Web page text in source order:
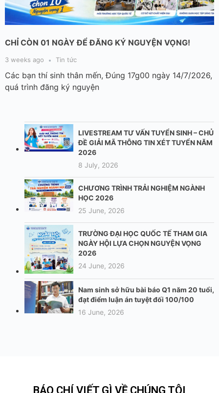
CHỈ CÒN 01 NGÀY ĐỂ ĐĂNG KÝ NGUYỆN VỌNG!
3 weeks ago Tin tức
Các bạn thí sinh thân mến, Đúng 17g00 ngày 14/7/2026,
quá trình đăng ký nguyện
LIVESTREAM TƯ VẤN TUYỂN SINH – CHỦ
ĐỀ GIẢI MÃ THÔNG TIN XÉT TUYỂN NĂM
2026
8 July, 2026
CHƯƠNG TRÌNH TRẢI NGHIỆM NGÀNH
HỌC 2026
25 June, 2026
TRƯỜNG ĐẠI HỌC QUỐC TẾ THAM GIA
NGÀY HỘI LỰA CHỌN NGUYỆN VỌNG
2026
24 June, 2026
Nam sinh sở hữu bài báo Q1 năm 20 tuổi,
đạt điểm luận án tuyệt đối 100/100
16 June, 2026
BÁO CHÍ VIẾT GÌ VỀ CHÚNG TÔI